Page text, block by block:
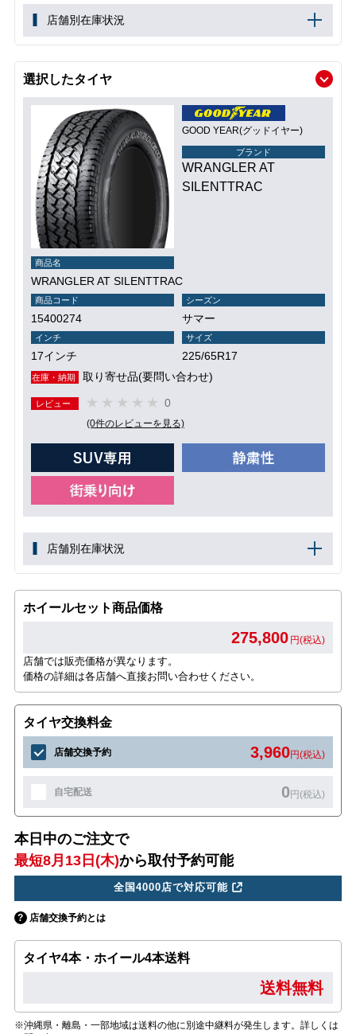
店舗別在庫状況
選択したタイヤ
GOOD YEAR(グッドイヤー)
ブランド
WRANGLER AT
SILENTTRAC
商品名
WRANGLER AT SILENTTRAC
商品コード
15400274
シーズン
サマー
インチ
17インチ
サイズ
225/65R17
在庫・納期 取り寄せ品(要問い合わせ)
レビュー 0
(0件のレビューを見る)
店舗別在庫状況
ホイールセット商品価格
275,800 円(税込)
店舗では販売価格が異なります。
価格の詳細は各店舗へ直接お問い合わせください。
タイヤ交換料金
店舗交換予約 3,960円(税込)
自宅配送 0円(税込)
本日中のご注文で
最短8月13日(木)から取付予約可能
全国4000店で対応可能
店舗交換予約とは
タイヤ4本・ホイール4本送料
送料無料
※沖縄県・離島・一部地域は送料の他に別途中継料が発生します。詳しくは